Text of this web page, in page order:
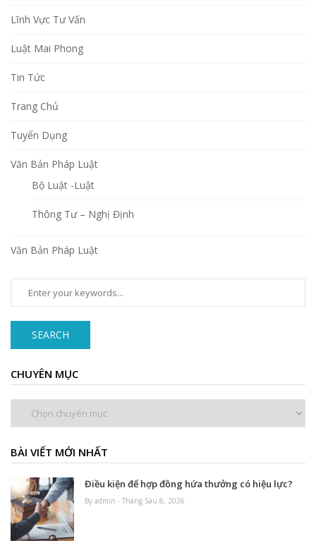
Lĩnh Vực Tư Vấn
Luật Mai Phong
Tin Tức
Trang Chủ
Tuyển Dụng
Văn Bản Pháp Luật
Bộ Luật -Luật
Thông Tư – Nghị Định
Văn Bản Pháp Luật
SEARCH
CHUYÊN MỤC
BÀI VIẾT MỚI NHẤT
Điều kiện để hợp đồng hứa thưởng có hiệu lực?
By admin - Tháng Sáu 8, 2026